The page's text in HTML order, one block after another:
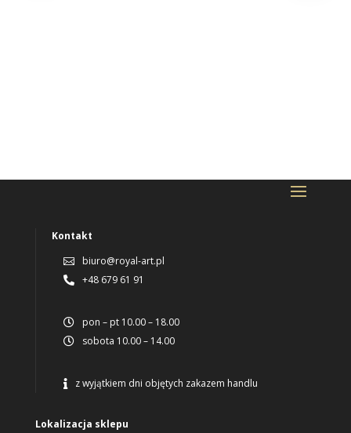
Kontakt
 biuro@royal-art.pl
 +48 679 61 91
 pon – pt 10.00 – 18.00
 sobota 10.00 – 14.00
 z wyjątkiem dni objętych zakazem handlu
Lokalizacja sklepu